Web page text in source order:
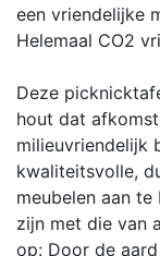
een vriendelijke
Helemaal CO2
Deze
hout dat
milieuvriendelijk
kwaliteitsvolle,
meubelen aan
zijn met die van
op: Door de